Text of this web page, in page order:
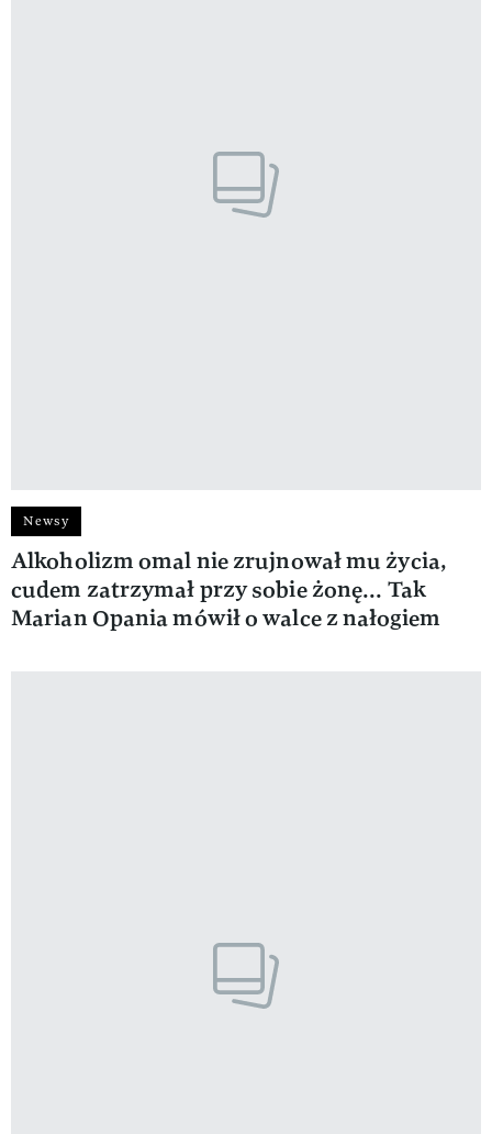
Newsy
Alkoholizm omal nie zrujnował mu życia,
cudem zatrzymał przy sobie żonę... Tak
Marian Opania mówił o walce z nałogiem